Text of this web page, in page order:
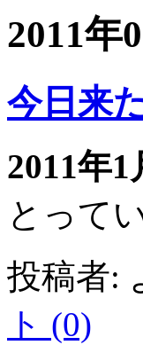
2011年
今日来
2011年1
とって
投稿者:
ト (0)